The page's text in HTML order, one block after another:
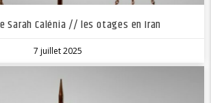
Sarah Calénia // les otages en Iran
7 juillet 2025